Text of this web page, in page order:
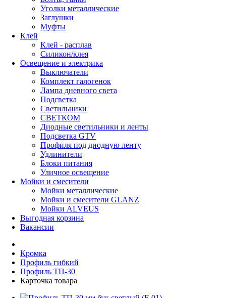
Уголки металлические
Заглушки
Муфты
Клей
Клей - расплав
Силикон/клея
Освещение и электрика
Выключатели
Комплект галогенок
Лампа дневного света
Подсветка
Светильники
СВЕТКОМ
Диодные светильники и ленты
Подсветка GTV
Профиля под диодную ленту
Удлинители
Блоки питания
Уличное освещение
Мойки и смесители
Мойки металлические
Мойки и смесители GLANZ
Мойки ALVEUS
Выгодная корзина
Вакансии
Кромка
Профиль гибкий
Профиль ТП-30
Карточка товара